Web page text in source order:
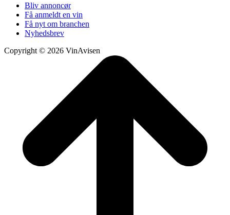
Bliv annoncør
Få anmeldt en vin
Få nyt om branchen
Nyhedsbrev
Copyright © 2026 VinAvisen